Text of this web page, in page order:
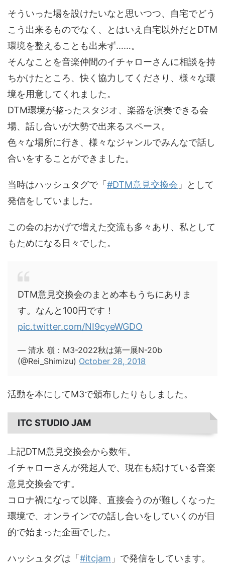
そういった場を設けたいなと思いつつ、自宅でどう
こう出来るものでなく、とはいえ自宅以外だとDTM
環境を整えることも出来ず……。
そんなことを音楽仲間のイチャローさんに相談を持
ちかけたところ、快く協力してくださり、様々な環
境を用意してくれました。
DTM環境が整ったスタジオ、楽器を演奏できる会
場、話し合いが大勢で出来るスペース。
色々な場所に行き、様々なジャンルでみんなで話し
合いをすることができました。
当時はハッシュタグで「 #DTM意見交換会 」として
発信をしていました。
この会のおかげで増えた交流も多々あり、私として
もためになる日々でした。
DTM意見交換会のまとめ本もうちにありま
す。なんと100円です！
pic.twitter.com/NI9cyeWGDO
— 清水 嶺：M3-2022秋は第一展N-20b
(@Rei_Shimizu) October 28, 2018
活動を本にしてM3で頒布したりもしました。
ITC STUDIO JAM
上記DTM意見交換会から数年。
イチャローさんが発起人で、現在も続けている音楽
意見交換会です。
コロナ禍になって以降、直接会うのが難しくなった
環境で、オンラインでの話し合いをしていくのが目
的で始まった企画でした。
ハッシュタグは「 #itcjam 」で発信をしています。